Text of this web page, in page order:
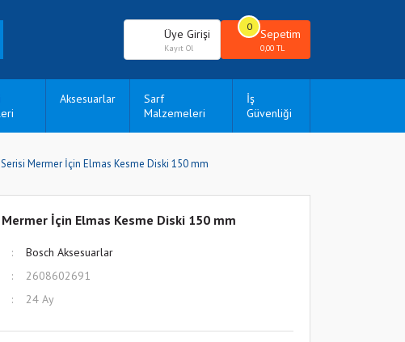
Üye Girişi
Kayıt Ol
Sepetim
0,00 TL
0
Aksesuarlar
Sarf
Malzemeleri
İş
Güvenliği
Mermer İçin Elmas Kesme Diski 150 mm
İçin Elmas Kesme Diski 150 mm
Bosch Aksesuarlar
2608602691
24 Ay